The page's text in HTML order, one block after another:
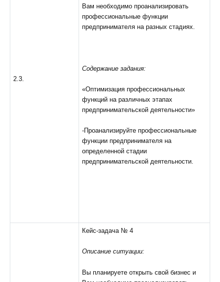
2.3.
Вам необходимо проанализировать
профессиональные функции
предпринимателя на разных стадиях.
Содержание задания:
«Оптимизация профессиональных
функций на различных этапах
предпринимательской деятельности»
-Проанализируйте профессиональные
функции предпринимателя на
определенной стадии
предпринимательской деятельности.
Кейс-задача № 4
Описание ситуации:
Вы планируете открыть свой бизнес и